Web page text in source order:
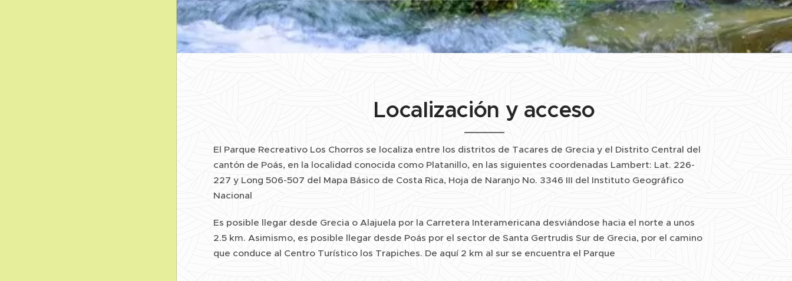
Localización y acceso
El Parque Recreativo Los Chorros se localiza entre los distritos de Tacares de Grecia y el Distrito Central del
cantón de Poás, en la localidad conocida como Platanillo, en las siguientes coordenadas Lambert: Lat. 226-
227 y Long 506-507 del Mapa Básico de Costa Rica, Hoja de Naranjo No. 3346 III del Instituto Geográfico
Nacional
Es posible llegar desde Grecia o Alajuela por la Carretera Interamericana desviándose hacia el norte a unos
2.5 km. Asimismo, es posible llegar desde Poás por el sector de Santa Gertrudis Sur de Grecia, por el camino
que conduce al Centro Turístico los Trapiches. De aquí 2 km al sur se en­cuentra el Parque